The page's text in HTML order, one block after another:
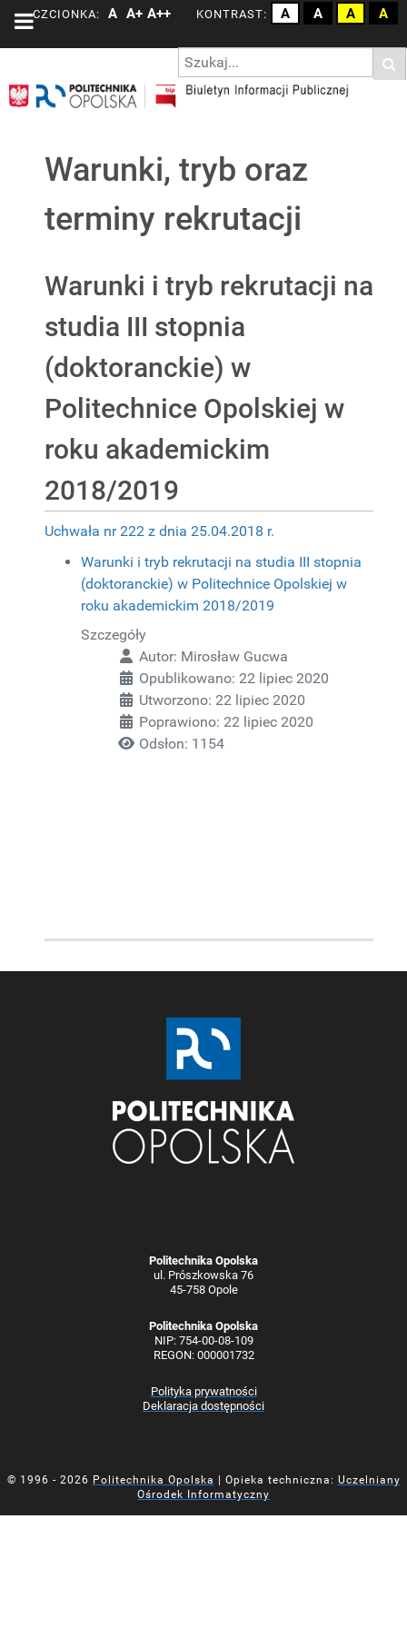
CZCIONKA: A A+ A++ KONTRAST: A A A A
Warunki, tryb oraz
terminy rekrutacji
Warunki i tryb rekrutacji na
studia III stopnia
(doktoranckie) w
Politechnice Opolskiej w
roku akademickim
2018/2019
Uchwała nr 222 z dnia 25.04.2018 r.
Warunki i tryb rekrutacji na studia III stopnia
(doktoranckie) w Politechnice Opolskiej w
roku akademickim 2018/2019
Szczegóły
Autor: Mirosław Gucwa
Opublikowano: 22 lipiec 2020
Utworzono: 22 lipiec 2020
Poprawiono: 22 lipiec 2020
Odsłon: 1154
Politechnika Opolska
ul. Prószkowska 76
45-758 Opole
Politechnika Opolska
NIP: 754-00-08-109
REGON: 000001732
Polityka prywatności
Deklaracja dostępności
© 1996 - 2026 Politechnika Opolska | Opieka techniczna: Uczelniany
Ośrodek Informatyczny